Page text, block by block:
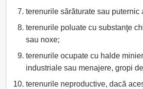
terenurile sărăturate sau puternic
terenurile poluate cu substanţe
sau noxe;
terenurile ocupate cu halde
industriale sau menajere, gropi
terenurile neproductive, dacă